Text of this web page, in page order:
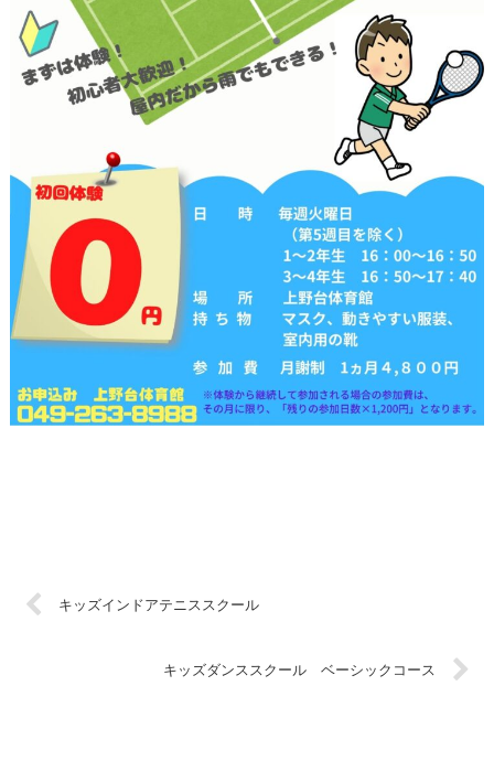
キッズインドアテニススクール
キッズダンススクール ベーシックコース